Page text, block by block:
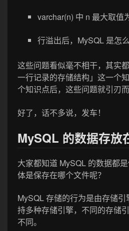
varchar(n) 中 n 最大取值
行溢出后，MySQL 是怎
这些问题看似毫不相干，其实
一行记录的存储结构」这一个
个知识点后，这些问题就引刃而
好了，话不多说，发车！
MySQL 的数据存放
大家都知道 MySQL 的数据都
体是保存在哪个文件呢？
MySQL 存储的行为是由存储
持多种存储引擎，不同的存储
不同。